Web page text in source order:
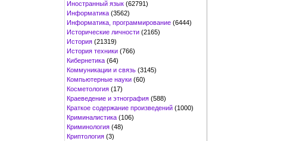
Иностранный язык (62791)
Информатика (3562)
Информатика, программирование (6444)
Исторические личности (2165)
История (21319)
История техники (766)
Кибернетика (64)
Коммуникации и связь (3145)
Компьютерные науки (60)
Косметология (17)
Краеведение и этнография (588)
Краткое содержание произведений (1000)
Криминалистика (106)
Криминология (48)
Криптология (3)